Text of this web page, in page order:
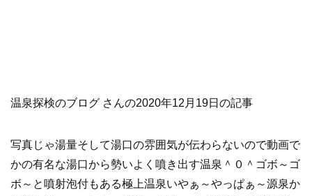
温泉探検のブログ さんの2020年12月19日の記事
写真じゃ湯量そして湯口の雰囲気が伝わらないので動画で
かの有名な湯口から勢いよく噴き出す温泉＾０＾ゴボ～ゴ
ボ～と噴射泡付もある極上温泉いやぁ～やっぱぁ～源泉か